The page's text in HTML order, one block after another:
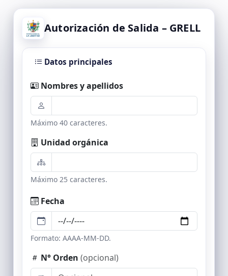
Autorización de Salida – GRELL
Datos principales
Nombres y apellidos
Máximo 40 caracteres.
Unidad orgánica
Máximo 25 caracteres.
Fecha
Formato: AAAA-MM-DD.
N° Orden (opcional)